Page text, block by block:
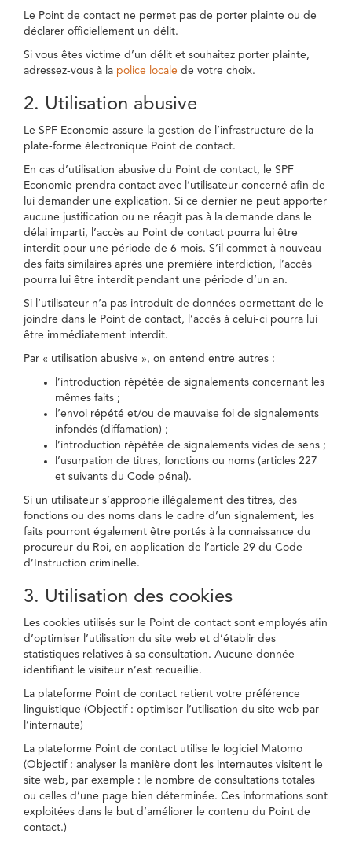
Le Point de contact ne permet pas de porter plainte ou de
déclarer officiellement un délit.
Si vous êtes victime d’un délit et souhaitez porter plainte,
adressez-vous à la police locale de votre choix.
2. Utilisation abusive
Le SPF Economie assure la gestion de l’infrastructure de la
plate-forme électronique Point de contact.
En cas d’utilisation abusive du Point de contact, le SPF
Economie prendra contact avec l’utilisateur concerné afin de
lui demander une explication. Si ce dernier ne peut apporter
aucune justification ou ne réagit pas à la demande dans le
délai imparti, l’accès au Point de contact pourra lui être
interdit pour une période de 6 mois. S’il commet à nouveau
des faits similaires après une première interdiction, l’accès
pourra lui être interdit pendant une période d’un an.
Si l’utilisateur n’a pas introduit de données permettant de le
joindre dans le Point de contact, l’accès à celui-ci pourra lui
être immédiatement interdit.
Par « utilisation abusive », on entend entre autres :
l’introduction répétée de signalements concernant les
mêmes faits ;
l’envoi répété et/ou de mauvaise foi de signalements
infondés (diffamation) ;
l’introduction répétée de signalements vides de sens ;
l’usurpation de titres, fonctions ou noms (articles 227
et suivants du Code pénal).
Si un utilisateur s’approprie illégalement des titres, des
fonctions ou des noms dans le cadre d’un signalement, les
faits pourront également être portés à la connaissance du
procureur du Roi, en application de l’article 29 du Code
d’Instruction criminelle.
3. Utilisation des cookies
Les cookies utilisés sur le Point de contact sont employés afin
d’optimiser l’utilisation du site web et d’établir des
statistiques relatives à sa consultation. Aucune donnée
identifiant le visiteur n’est recueillie.
La plateforme Point de contact retient votre préférence
linguistique (Objectif : optimiser l’utilisation du site web par
l’internaute)
La plateforme Point de contact utilise le logiciel Matomo
(Objectif : analyser la manière dont les internautes visitent le
site web, par exemple : le nombre de consultations totales
ou celles d’une page bien déterminée. Ces informations sont
exploitées dans le but d’améliorer le contenu du Point de
contact.)